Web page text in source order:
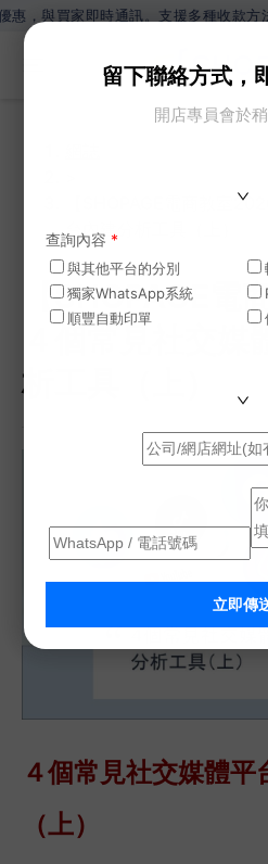
時通訊。支援多種收款方法如Paypal
留下聯絡方式，
開店專員會於
查詢內容 *
與其他平台的分別
獨家WhatsApp系統
順豐自動印單
立即傳
【SHOPAGE電商教室
台內建分析工具（上）
【SHOPAGE電
析工具（上）
４個常見社交媒體
（上）